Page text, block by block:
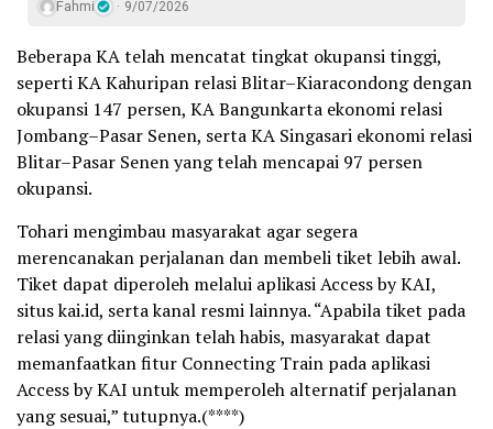
Fahmi 9/07/2026
Beberapa KA telah mencatat tingkat okupansi tinggi,
seperti KA Kahuripan relasi Blitar–Kiaracondong dengan
okupansi 147 persen, KA Bangunkarta ekonomi relasi
Jombang–Pasar Senen, serta KA Singasari ekonomi relasi
Blitar–Pasar Senen yang telah mencapai 97 persen
okupansi.
Tohari mengimbau masyarakat agar segera
merencanakan perjalanan dan membeli tiket lebih awal.
Tiket dapat diperoleh melalui aplikasi Access by KAI,
situs kai.id, serta kanal resmi lainnya. “Apabila tiket pada
relasi yang diinginkan telah habis, masyarakat dapat
memanfaatkan fitur Connecting Train pada aplikasi
Access by KAI untuk memperoleh alternatif perjalanan
yang sesuai,” tutupnya.(****)